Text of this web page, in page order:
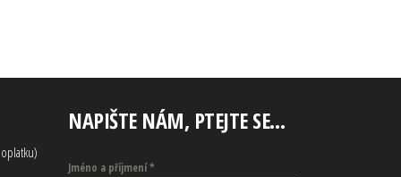
NAPIŠTE NÁM, PTEJTE SE…
Jméno a příjmení*